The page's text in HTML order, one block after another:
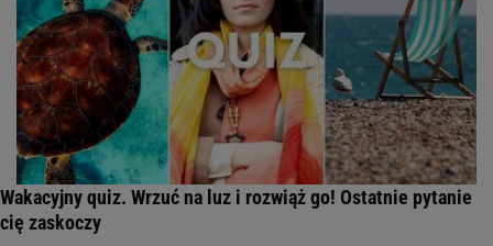
Wakacyjny quiz. Wrzuć na luz i rozwiąż go! Ostatnie pytanie
cię zaskoczy